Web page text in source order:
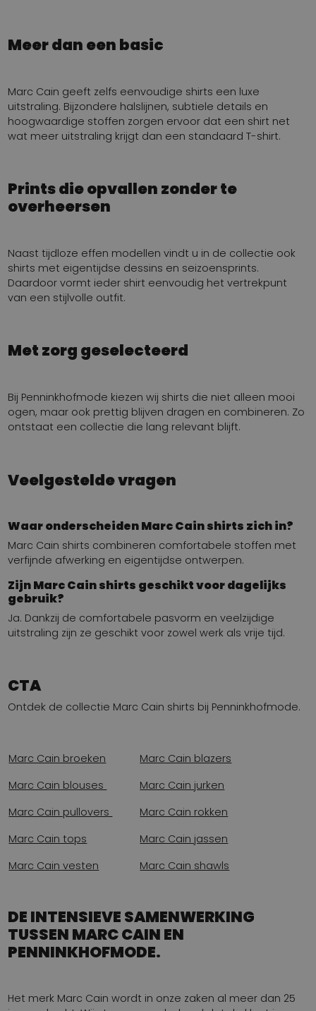
Meer dan een basic
Marc Cain geeft zelfs eenvoudige shirts een luxe
uitstraling. Bijzondere halslijnen, subtiele details en
hoogwaardige stoffen zorgen ervoor dat een shirt net
wat meer uitstraling krijgt dan een standaard T-shirt.
Prints die opvallen zonder te
overheersen
Naast tijdloze effen modellen vindt u in de collectie ook
shirts met eigentijdse dessins en seizoensprints.
Daardoor vormt ieder shirt eenvoudig het vertrekpunt
van een stijlvolle outfit.
Met zorg geselecteerd
Bij Penninkhofmode kiezen wij shirts die niet alleen mooi
ogen, maar ook prettig blijven dragen en combineren. Zo
ontstaat een collectie die lang relevant blijft.
Veelgestelde vragen
Waar onderscheiden Marc Cain shirts zich in?
Marc Cain shirts combineren comfortabele stoffen met
verfijnde afwerking en eigentijdse ontwerpen.
Zijn Marc Cain shirts geschikt voor dagelijks
gebruik?
Ja. Dankzij de comfortabele pasvorm en veelzijdige
uitstraling zijn ze geschikt voor zowel werk als vrije tijd.
CTA
Ontdek de collectie Marc Cain shirts bij Penninkhofmode.
Marc Cain broeken
Marc Cain blazers
Marc Cain blouses
Marc Cain jurken
Marc Cain pullovers
Marc Cain rokken
Marc Cain tops
Marc Cain jassen
Marc Cain vesten
Marc Cain shawls
DE INTENSIEVE SAMENWERKING
TUSSEN MARC CAIN EN
PENNINKHOFMODE.
Het merk Marc Cain wordt in onze zaken al meer dan 25